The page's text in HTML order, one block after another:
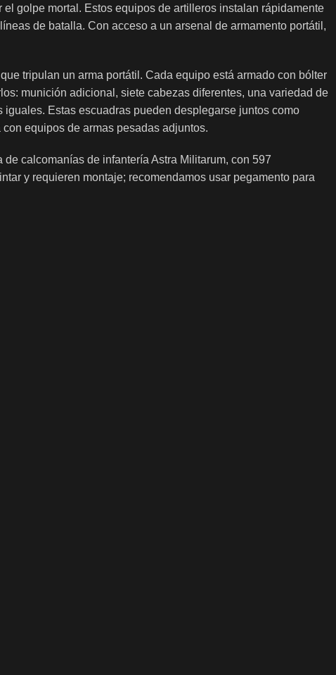
golpe mortal. Estos equipos de artilleros instalan rápidamente
de batalla. Con acceso a un arsenal de armamento portátil,
tripulan un arma portátil. Cada equipo está armado con bólter
munición adicional, siete cabezas diferentes, una variedad de
Estas escuadras pueden desplegarse juntos como
equipos de armas pesadas adjuntos.
calcomanías de infantería Astra Militarum, con 597
y requieren montaje; recomendamos usar pegamento para